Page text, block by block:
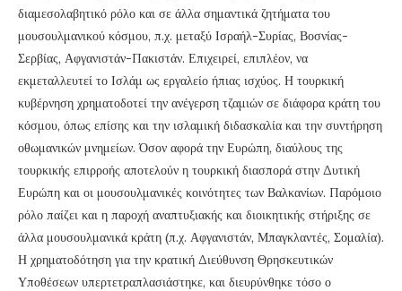
διαμεσολαβητικό ρόλο και σε άλλα σημαντικά ζητήματα του
μουσουλμανικού κόσμου, π.χ. μεταξύ Ισραήλ-Συρίας, Βοσνίας-
Σερβίας, Αφγανιστάν-Πακιστάν. Επιχειρεί, επιπλέον, να
εκμεταλλευτεί το Ισλάμ ως εργαλείο ήπιας ισχύος. Η τουρκική
κυβέρνηση χρηματοδοτεί την ανέγερση τζαμιών σε διάφορα κράτη του
κόσμου, όπως επίσης και την ισλαμική διδασκαλία και την συντήρηση
οθωμανικών μνημείων. Όσον αφορά την Ευρώπη, διαύλους της
τουρκικής επιρροής αποτελούν η τουρκική διασπορά στην Δυτική
Ευρώπη και οι μουσουλμανικές κοινότητες των Βαλκανίων. Παρόμοιο
ρόλο παίζει και η παροχή αναπτυξιακής και διοικητικής στήριξης σε
άλλα μουσουλμανικά κράτη (π.χ. Αφγανιστάν, Μπαγκλαντές, Σομαλία).
Η χρηματοδότηση για την κρατική Διεύθυνση Θρησκευτικών
Υποθέσεων υπερτετραπλασιάστηκε, και διευρύνθηκε τόσο ο